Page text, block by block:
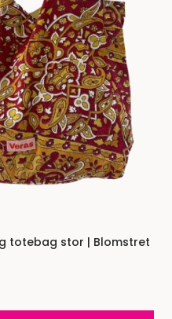
totebag stor | Blomstret